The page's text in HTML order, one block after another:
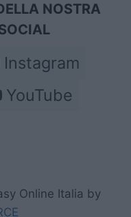
NOSTRA
Instagram
YouTube
Online Italia by